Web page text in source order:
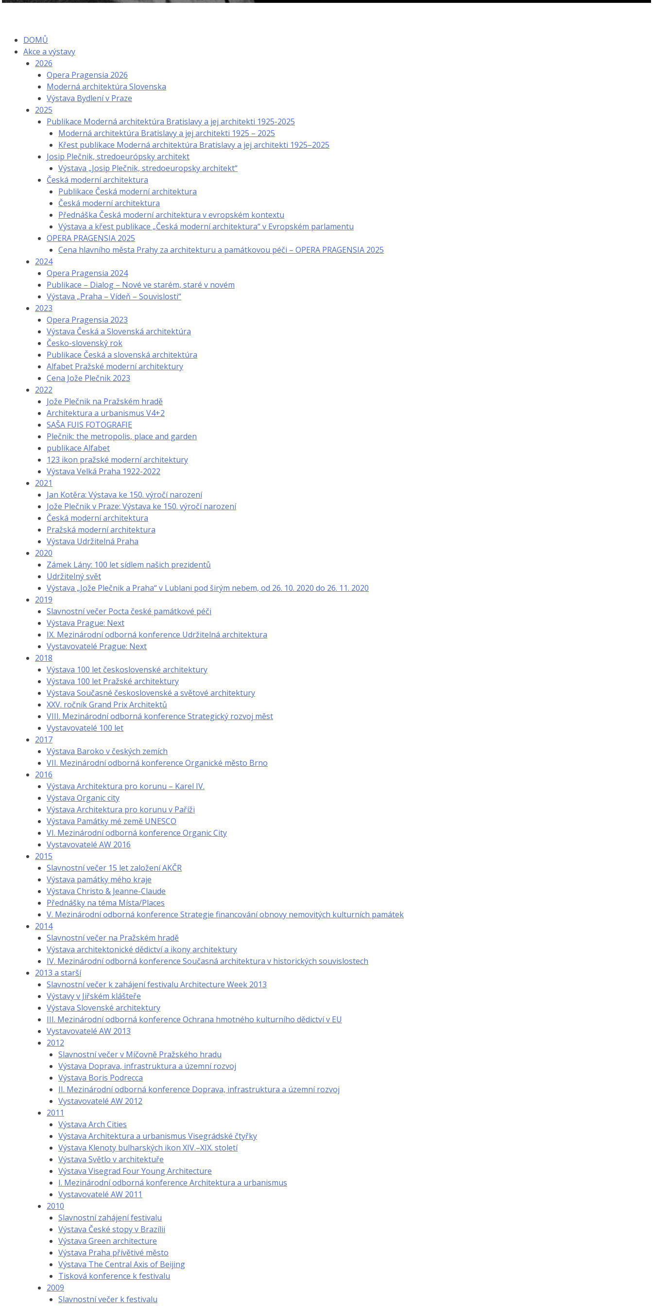
DOMŮ
Akce a výstavy
2026
Opera Pragensia 2026
Moderná architektúra Slovenska
Výstava Bydlení v Praze
2025
Publikace Moderná architektúra Bratislavy a jej architekti 1925-2025
Moderná architektúra Bratislavy a jej architekti 1925 – 2025
Křest publikace Moderná architektúra Bratislavy a jej architekti 1925–2025
Josip Plečnik, stredoeurópsky architekt
Výstava „Josip Plečnik, stredoeuropsky architekt“
Česká moderní architektura
Publikace Česká moderní architektura
Česká moderní architektura
Přednáška Česká moderní architektura v evropském kontextu
Výstava a křest publikace „Česká moderní architektura“ v Evropském parlamentu
OPERA PRAGENSIA 2025
Cena hlavního města Prahy za architekturu a památkovou péči – OPERA PRAGENSIA 2025
2024
Opera Pragensia 2024
Publikace – Dialog – Nové ve starém, staré v novém
Výstava „Praha – Vídeň – Souvislosti“
2023
Opera Pragensia 2023
Výstava Česká a Slovenská architektúra
Česko-slovenský rok
Publikace Česká a slovenská architektúra
Alfabet Pražské moderní architektury
Cena Jože Plečnik 2023
2022
Jože Plečnik na Pražském hradě
Architektura a urbanismus V4+2
SAŠA FUIS FOTOGRAFIE
Plečnik: the metropolis, place and garden
publikace Alfabet
123 ikon pražské moderní architektury
Výstava Velká Praha 1922-2022
2021
Jan Kotěra: Výstava ke 150. výročí narození
Jože Plečnik v Praze: Výstava ke 150. výročí narození
Česká moderní architektura
Pražská moderní architektura
Výstava Udržitelná Praha
2020
Zámek Lány: 100 let sídlem našich prezidentů
Udržitelný svět
Výstava „Jože Plečnik a Praha“ v Lublani pod širým nebem, od 26. 10. 2020 do 26. 11. 2020
2019
Slavnostní večer Pocta české památkové péči
Výstava Prague: Next
IX. Mezinárodní odborná konference Udržitelná architektura
Vystavovatelé Prague: Next
2018
Výstava 100 let československé architektury
Výstava 100 let Pražské architektury
Výstava Současné československé a světové architektury
XXV. ročník Grand Prix Architektů
VIII. Mezinárodní odborná konference Strategický rozvoj měst
Vystavovatelé 100 let
2017
Výstava Baroko v českých zemích
VII. Mezinárodní odborná konference Organické město Brno
2016
Výstava Architektura pro korunu – Karel IV.
Výstava Organic city
Výstava Architektura pro korunu v Paříži
Výstava Památky mé země UNESCO
VI. Mezinárodní odborná konference Organic City
Vystavovatelé AW 2016
2015
Slavnostní večer 15 let založení AKČR
Výstava památky mého kraje
Výstava Christo & Jeanne-Claude
Přednášky na téma Místa/Places
V. Mezinárodní odborná konference Strategie financování obnovy nemovitých kulturních památek
2014
Slavnostní večer na Pražském hradě
Výstava architektonické dědictví a ikony architektury
IV. Mezinárodní odborná konference Současná architektura v historických souvislostech
2013 a starší
Slavnostní večer k zahájení festivalu Architecture Week 2013
Výstavy v Jiřském klášteře
Výstava Slovenské architektury
III. Mezinárodní odborná konference Ochrana hmotného kulturního dědictví v EU
Vystavovatelé AW 2013
2012
Slavnostní večer v Míčovně Pražského hradu
Výstava Doprava, infrastruktura a územní rozvoj
Výstava Boris Podrecca
II. Mezinárodní odborná konference Doprava, infrastruktura a územní rozvoj
Vystavovatelé AW 2012
2011
Výstava Arch Cities
Výstava Architektura a urbanismus Visegrádské čtyřky
Výstava Klenoty bulharských ikon XIV.–XIX. století
Výstava Světlo v architektuře
Výstava Visegrad Four Young Architecture
I. Mezinárodní odborná konference Architektura a urbanismus
Vystavovatelé AW 2011
2010
Slavnostní zahájení festivalu
Výstava České stopy v Brazílii
Výstava Green architecture
Výstava Praha přívětivé město
Výstava The Central Axis of Beijing
Tisková konference k festivalu
2009
Slavnostní večer k festivalu